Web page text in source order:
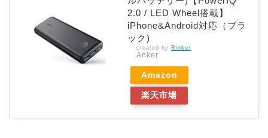
2.0 / LED Wheel搭載】
iPhone&Android対応（ブラ
ック)
created by Rinker
Anker
Amazon
楽天市場